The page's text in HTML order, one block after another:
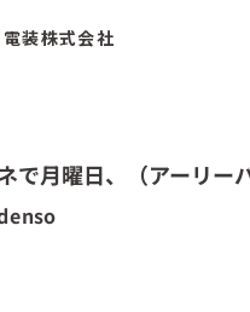
装株式会社
で月曜日、（アーリー